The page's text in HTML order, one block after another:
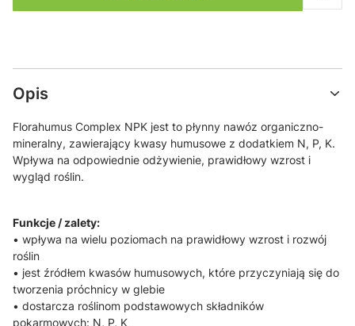
Opis
Florahumus Complex NPK jest to płynny nawóz organiczno-
mineralny, zawierający kwasy humusowe z dodatkiem N, P, K.
Wpływa na odpowiednie odżywienie, prawidłowy wzrost i
wygląd roślin.
Funkcje / zalety:
• wpływa na wielu poziomach na prawidłowy wzrost i rozwój
roślin
• jest źródłem kwasów humusowych, które przyczyniają się do
tworzenia próchnicy w glebie
• dostarcza roślinom podstawowych składników
pokarmowych: N, P, K